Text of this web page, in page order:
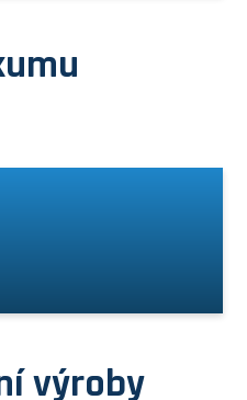
výroby